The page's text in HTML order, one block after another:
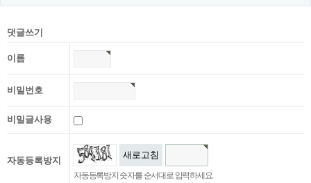
댓글쓰기
이름
비밀번호
비밀글사용
자동등록방지
새로고침
자동등록방지 숫자를 순서대로 입력하세요.